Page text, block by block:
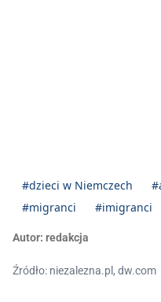
#dzieci w Niemczech
#migranci
#imigranci
Autor: redakcja
Źródło: niezalezna.pl, dw.com